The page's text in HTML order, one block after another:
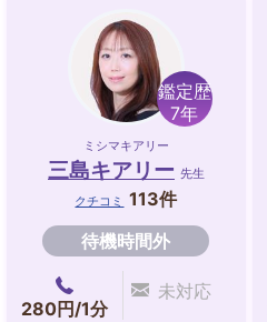
鑑定歴
7年
ミシマキアリー
三島キアリー 先生
クチコミ
113件
待機時間外
280円/1分
未対応